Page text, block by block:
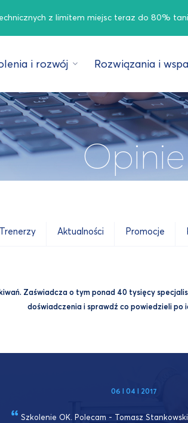
z limitem miejsc teraz do 80%
i rozwój Rozwiązania i
Opinie
Trenerzy Aktualności Promocje
Zaświadcza o tym ponad 40 tysięcy
doświadczenia i sprawdź co powiedzieli po
06 I 04 I 2017
Szkolenie OK. Polecam - Tomasz